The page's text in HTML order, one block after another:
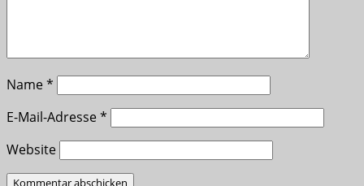
Name*
E-Mail-Adresse*
Website